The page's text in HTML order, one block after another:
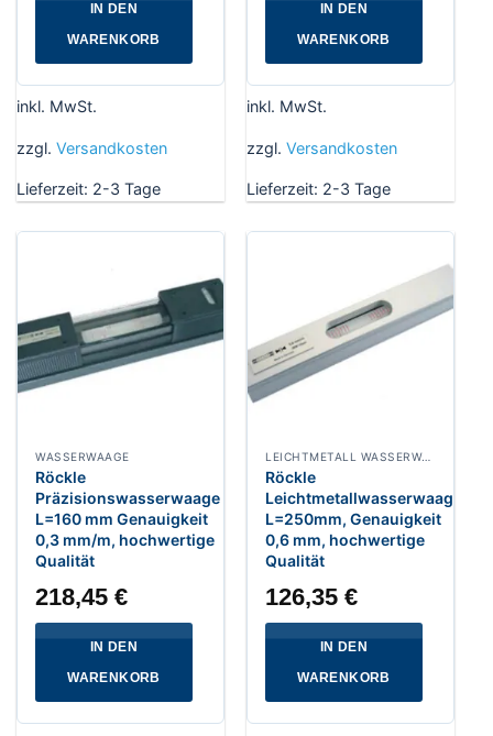
IN DEN
WARENKORB
inkl. MwSt.
zzgl. Versandkosten
Lieferzeit: 2-3 Tage
IN DEN
WARENKORB
inkl. MwSt.
zzgl. Versandkosten
Lieferzeit: 2-3 Tage
WASSERWAAGE
Röckle
Präzisionswasserwaage
L=160 mm Genauigkeit
0,3 mm/m, hochwertige
Qualität
218,45€
IN DEN
WARENKORB
LEICHTMETALL WASSERWAAGE
Röckle
Leichtmetallwasserwaage
L=250mm, Genauigkeit
0,6 mm, hochwertige
Qualität
126,35€
IN DEN
WARENKORB